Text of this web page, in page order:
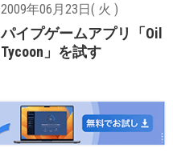
2009年06月23日( 火 )
パイプゲームアプリ「Oil
Tycoon」を試す